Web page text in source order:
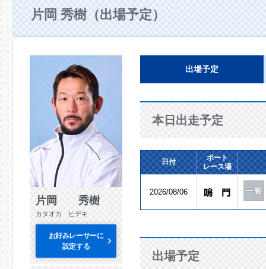
片岡 秀樹（出場予定）
片岡 秀樹
カタオカ ヒデキ
お好みレーサーに
設定する
出場予定
本日出走予定
日付
ボート
レース場
2026/08/06
出場予定